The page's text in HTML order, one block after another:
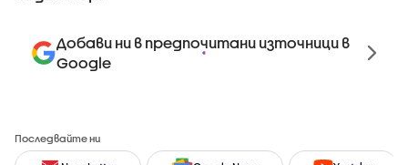
Добави ни в предпочитани източници в
Google
Последвайте ни